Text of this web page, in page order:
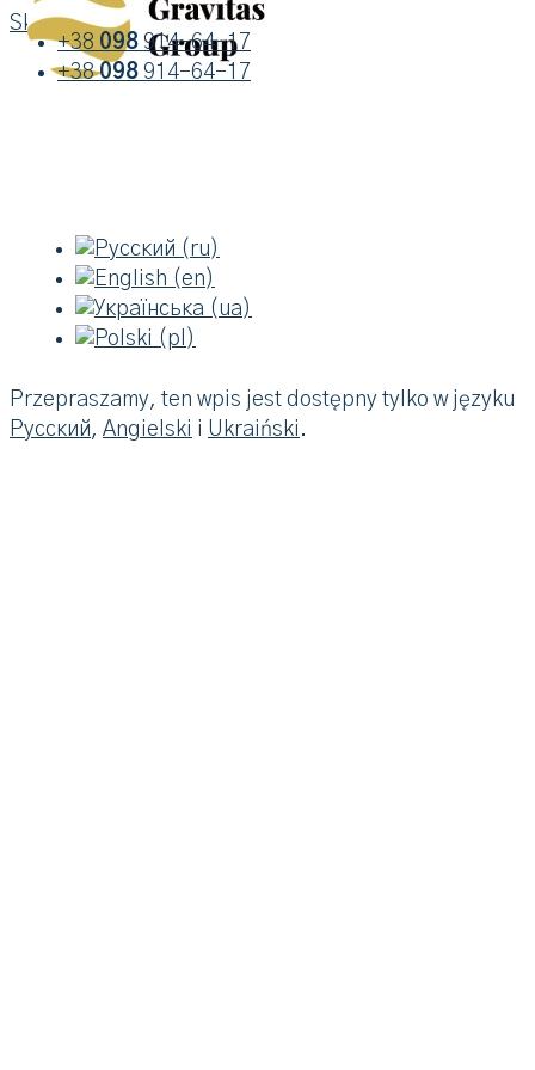
Skip to content
+38 098 914-64-17
+38098 914-64-17
Przepraszamy, ten wpis jest dostępny tylko w języku
Русский, Angielski i Ukraiński .